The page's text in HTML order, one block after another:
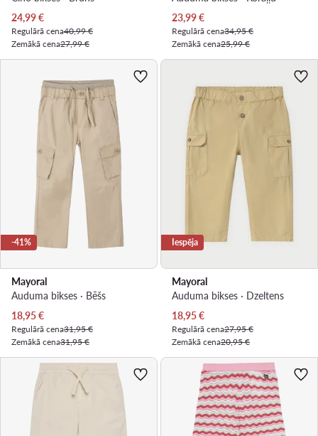
Pašreizējā cena
24,99€
Regulārā cena40,99 €
Zemākā cena27,99 €
Pašreizējā cena
23,99€
Regulārā cena34,95 €
Zemākā cena25,99 €
-41%
Mayoral
Auduma bikses · Bēšs
Pašreizējā cena
18,95€
Regulārā cena31,95 €
Zemākā cena31,95 €
Iespēja
Mayoral
Auduma bikses · Dzeltens
Pašreizējā cena
18,95€
Regulārā cena27,95 €
Zemākā cena20,95 €